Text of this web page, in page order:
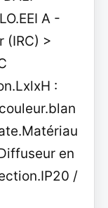
A -
(IRC) >
:
en
/